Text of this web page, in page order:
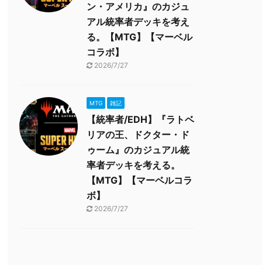
ン・アメリカ』のカジュ
アル統率者デッキを考え
る。【MTG】【マーベル
コラボ】
2026/7/27
MTG 雑記
【統率者/EDH】『ラトベ
リアの王、ドクター・ド
ゥーム』のカジュアル統
率者デッキを考える。
【MTG】【マーベルコラ
ボ】
2026/7/27